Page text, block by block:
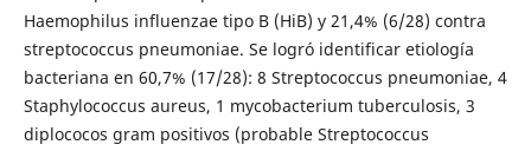
Haemophilus influenzae tipo B (HiB) y 21,4% (6/28) contra
streptococcus pneumoniae. Se logró identificar etiología
bacteriana en 60,7% (17/28): 8 Streptococcus pneumoniae, 4
Staphylococcus aureus, 1 mycobacterium tuberculosis, 3
diplococos gram positivos (probable Streptococcus